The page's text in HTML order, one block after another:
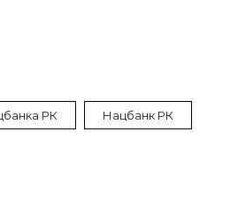
РК Нацбанк РК